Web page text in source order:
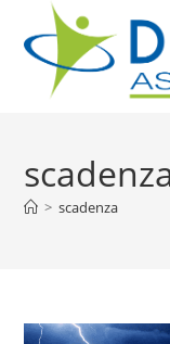
> scadenza